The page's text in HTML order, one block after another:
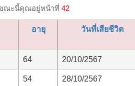
ขณะนี้คุณอยู่หน้าที่ 42
อายุ วันที่เสียชีวิต
64 20/10/2567
54 28/10/2567